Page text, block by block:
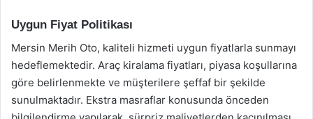
Uygun Fiyat Politikası
Mersin Merih Oto, kaliteli hizmeti uygun fiyatlarla sunmayı
hedeflemektedir. Araç kiralama fiyatları, piyasa koşullarına
göre belirlenmekte ve müşterilere şeffaf bir şekilde
sunulmaktadır. Ekstra masraflar konusunda önceden